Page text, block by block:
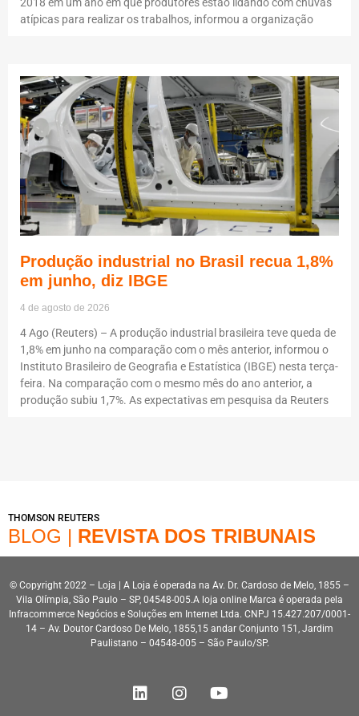
atípicas para realizar os trabalhos, informou a organização
Produção industrial no Brasil recua 1,8%
em junho, diz IBGE
4 de agosto de 2026
4 Ago (Reuters) – A produção industrial brasileira teve queda de
1,8% em junho na comparação com o mês anterior, informou o
Instituto Brasileiro de Geografia e Estatística (IBGE) nesta terça-
feira. Na comparação com o mesmo mês do ano anterior, a
produção subiu 1,7%. As expectativas em pesquisa da Reuters
THOMSON REUTERS
BLOG | REVISTA DOS TRIBUNAIS
© Copyright 2022 – Loja | A Loja é operada na Av. Dr. Cardoso de Melo, 1855 –
Vila Olímpia, São Paulo – SP, 04548-005.A loja online Marca é operada pela
Infracommerce Negócios e Soluções em Internet Ltda. CNPJ 15.427.207/0001-
14 – Av. Doutor Cardoso De Melo, 1855,15 andar Conjunto 151, Jardim
Paulistano – 04548-005 – São Paulo/SP.